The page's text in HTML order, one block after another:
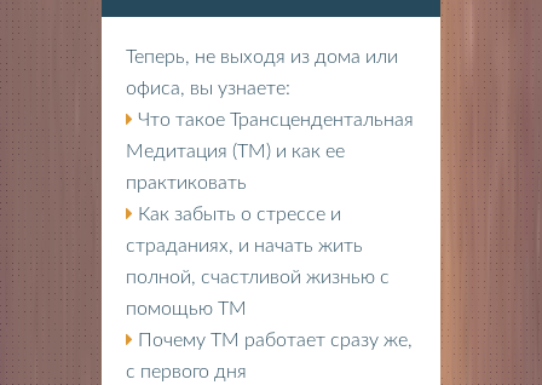
Теперь, не выходя из дома или
офиса, вы узнаете:
Что такое Трансцендентальная
Медитация (ТМ) и как ее
практиковать
Как забыть о стрессе и
страданиях, и начать жить
полной, счастливой жизнью с
помощью ТМ
Почему ТМ работает сразу же,
с первого дня